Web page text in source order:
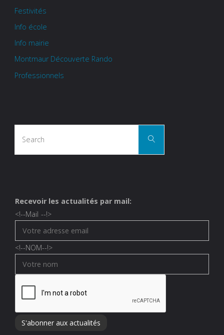
Festivités
Info école
Info mairie
Montmaur Découverte Rando
Professionnels
Search
Recevoir les actualités par mail:
<!--Mail --!>
<!--NOM--!>